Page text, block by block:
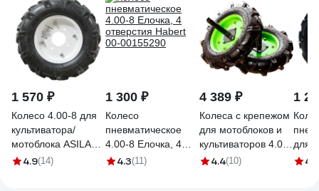
1 570 ₽
Колесо 4.00-8 для
культиватора/
мотоблока ASILAK
SL-A8207
4.9(14)
1 300 ₽
Колесо
пневматическое
4.00-8 Елочка, 4
отверстия Habert
4.3(11)
4 389 ₽
Колеса с крепежом
для мотоблоков и
культиваторов 4.00-
8 (2 шт; 470 мм)
4.4(10)
1
для
4.5